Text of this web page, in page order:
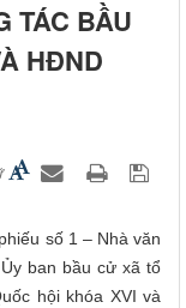
TÁC BẦU
HĐND
số 1 – Nhà văn
ban bầu cử xã tổ
hội khóa XVI và